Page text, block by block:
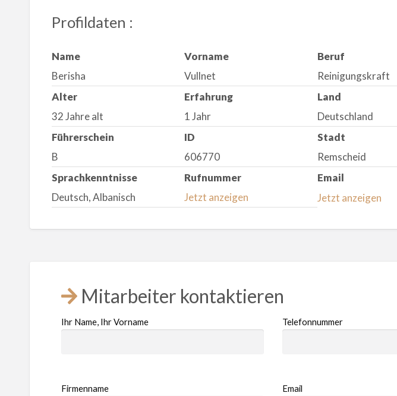
Profildaten :
Name
Berisha
Vorname
Vullnet
Beruf
Reinigungskraft
Alter
32 Jahre alt
Erfahrung
1 Jahr
Land
Deutschland
Führerschein
B
ID
606770
Stadt
Remscheid
Sprachkenntnisse
Deutsch, Albanisch
Rufnummer
Jetzt anzeigen
Email
Jetzt anzeigen
Mitarbeiter kontaktieren
Ihr Name, Ihr Vorname
Firmenname
Telefonnummer
Email